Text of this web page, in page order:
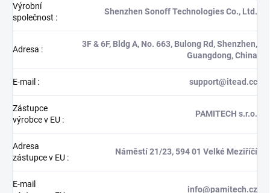
Výrobní
společnost :
Shenzhen Sonoff Technologies Co., Ltd.
Adresa :
3F & 6F, Bldg A, No. 663, Bulong Rd, Shenzhen,
Guangdong, China
E-mail : support@itead.cc
Zástupce
výrobce v EU :
PAMITECH s.r.o.
Adresa
zástupce v EU :
Náměstí 21/23, 594 01 Velké Meziříčí
E-mail
info@pamitech.cz